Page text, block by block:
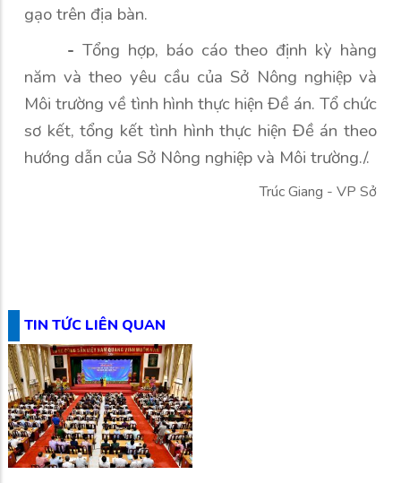
gạo trên địa bàn.
- Tổng hợp, báo cáo theo định kỳ hàng
năm và theo yêu cầu của Sở Nông nghiệp và
Môi trường về tình hình thực hiện Đề án. Tổ chức
sơ kết, tổng kết tình hình thực hiện Đề án theo
hướng dẫn của Sở Nông nghiệp và Môi trường./.
Trúc Giang - VP Sở
TIN TỨC LIÊN QUAN